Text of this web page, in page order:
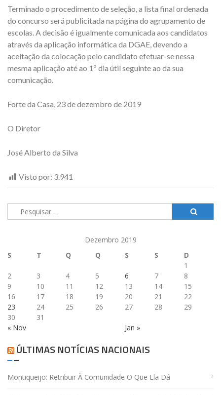
Terminado o procedimento de seleção, a lista final ordenada
do concurso será publicitada na página do agrupamento de
escolas. A decisão é igualmente comunicada aos candidatos
através da aplicação informática da DGAE, devendo a
aceitação da colocação pelo candidato efetuar-se nessa
mesma aplicação até ao 1º dia útil seguinte ao da sua
comunicação.
Forte da Casa, 23 de dezembro de 2019
O Diretor
José Alberto da Silva
Visto por: 3.941
Pesquisar
por:
Dezembro 2019
S
T Q Q S S D
« Nov Jan »
1
2
3 4 5 6 7
8
9
10 11 12 13 14
15
16
17 18 19 20 21
22
23
24 25 26 27 28
29
30
31
ÚLTIMAS NOTÍCIAS NACIONAIS
Montiqueijo: Retribuir À Comunidade O Que Ela Dá